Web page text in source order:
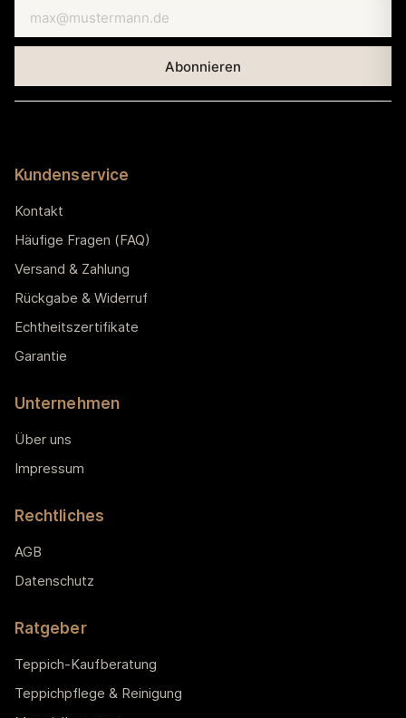
Kundenservice
Kontakt
Häufige Fragen (FAQ)
Versand & Zahlung
Rückgabe & Widerruf
Echtheitszertifikate
Garantie
Unternehmen
Über uns
Impressum
Rechtliches
AGB
Datenschutz
Ratgeber
Teppich-Kaufberatung
Teppichpflege & Reinigung